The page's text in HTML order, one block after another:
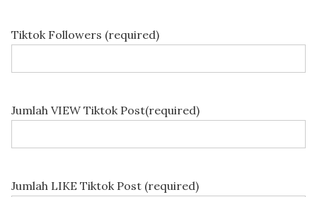
Tiktok Followers (required)
Jumlah VIEW Tiktok Post(required)
Jumlah LIKE Tiktok Post (required)